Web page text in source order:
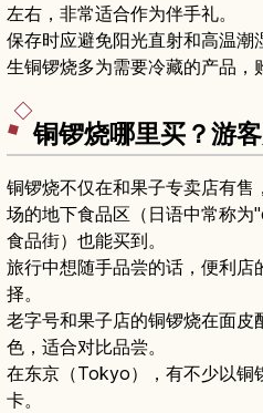
左右，非常适合作为伴手礼。
保存时应避免阳光直射和高温潮
生铜锣烧多为需要冷藏的产品，
铜锣烧哪里买？游
铜锣烧不仅在和果子专卖店有
场的地下食品区（日语中常称
食品街）也能买到。
旅行中想随手品尝的话，便利店
择。
老字号和果子店的铜锣烧在面皮
色，适合对比品尝。
在东京（Tokyo），有不少以铜
卡。